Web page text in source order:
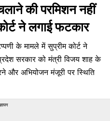
की परमिशन नहीं
ने लगाई फटकार
के मामले में सुप्रीम कोर्ट ने
सरकार को मंत्री विजय शाह के
और अभियोजन मंजूरी पर स्थिति